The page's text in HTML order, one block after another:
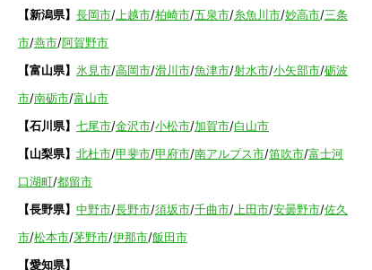
【新潟県】 長岡市/ 上越市/柏崎市/五泉市/糸魚川市/妙高市/三条
市/燕市/阿賀野市
【富山県】 氷見市/高岡市/滑川市/魚津市/射水市/小矢部市/砺波
市/南砺市/富山市
【石川県】 七尾市/金沢市/小松市/加賀市/白山市
【山梨県】 北杜市/甲斐市/甲府市/南アルプス市/笛吹市/富士河
口湖町/都留市
【長野県】 中野市/長野市/須坂市/千曲市/ 上田市/安曇野市/佐久
市/松本市/茅野市/伊那市/飯田市
【愛知県】